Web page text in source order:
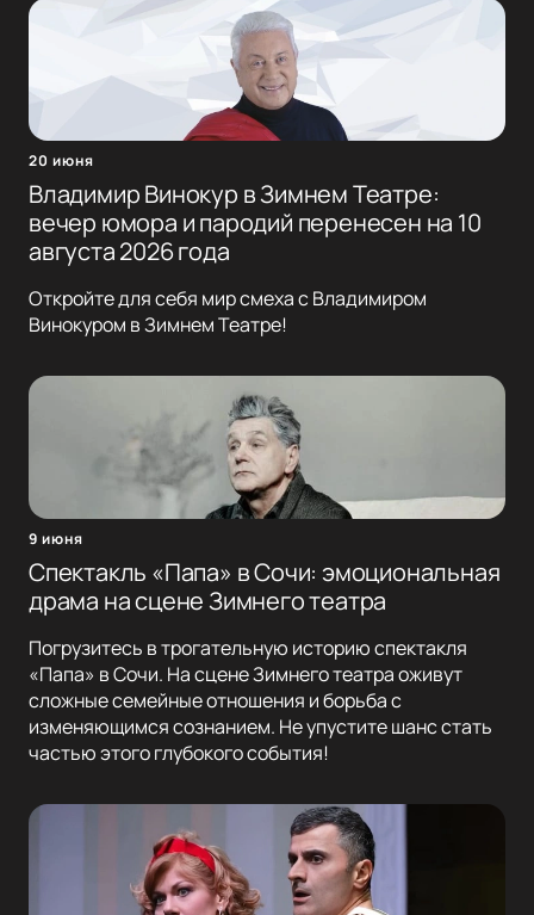
20 июня
Владимир Винокур в Зимнем Театре:
вечер юмора и пародий перенесен на 10
августа 2026 года
Откройте для себя мир смеха с Владимиром
Винокуром в Зимнем Театре!
9 июня
Спектакль «Папа» в Сочи: эмоциональная
драма на сцене Зимнего театра
Погрузитесь в трогательную историю спектакля
«Папа» в Сочи. На сцене Зимнего театра оживут
сложные семейные отношения и борьба с
изменяющимся сознанием. Не упустите шанс стать
частью этого глубокого события!